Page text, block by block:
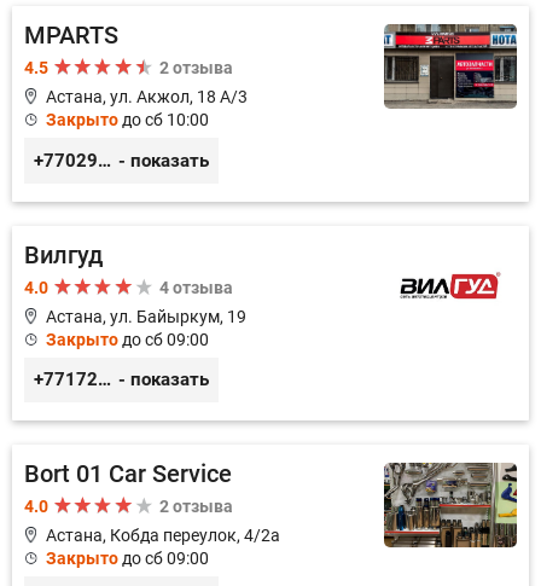
MPARTS
4.5
2 отзыва
Астана, ул. Акжол, 18 А/3
Закрыто до сб 10:00
+77029352979 - показать
Вилгуд
4.0
4 отзыва
Астана, ул. Байыркум, 19
Закрыто до сб 09:00
+77172978380 - показать
Bort 01 Car Service
4.0
2 отзыва
Астана, Кобда переулок, 4/2а
Закрытодо сб 09:00